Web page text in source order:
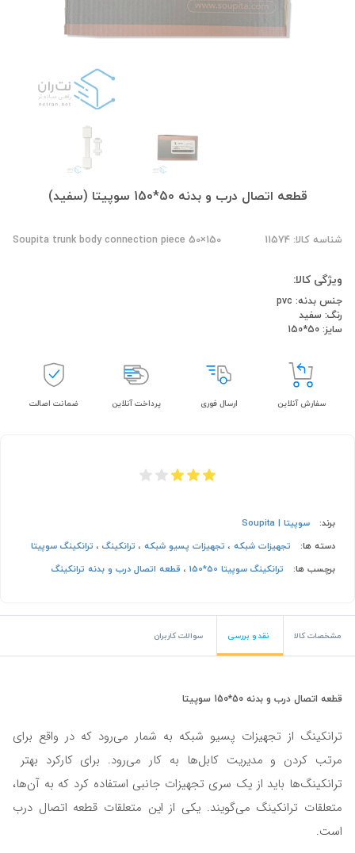
قطعه اتصال درب و بدنه 50*150 سوپیتا (سفید)
شناسه کالا: 11574 Soupita trunk body connection piece 50×150
ویژگی کالا:
جنس بدنه: pvc
رنگ: سفید
سایز: 50*150
سفارش آنلاین ارسال فوری پرداخت آنلاین ضمانت اصالت
برند:
سوپیتا | Soupita
دسته ها:
تجهیزات شبکه، تجهیزات پسیو شبکه، ترانکینگ، ترانکینگ سوپیتا
برچسب ها:
ترانکینگ سوپیتا 50*150 ، قطعه اتصال درب و بدنه ترانکینگ
مشخصات کالا نقد و بررسی سوالات کاربران
قطعه اتصال درب و بدنه 50*150 سوپیتا
ترانکینگ از تجهیزات پسیو شبکه به شمار می‌رود که در واقع برای
مرتب کردن و مدیریت کابل‌ها به کار می‌رود. برای کارکرد بهتر
ترانکینگ‌ها باید از یک سری تجهیزات جانبی استفاده کرد که به آن‌ها،
متعلقات ترانکینگ می‌گویند. یکی از این متعلقات قطعه اتصال درب
است.